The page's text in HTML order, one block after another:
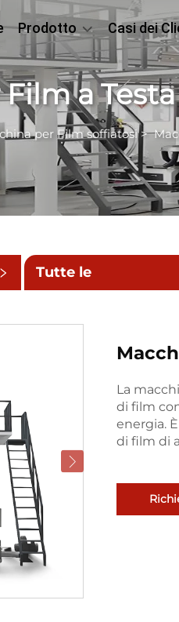
Prodotto Casi dei
a
per Film soffiatosi>
Tutte le
La
di film
energia.
di film di